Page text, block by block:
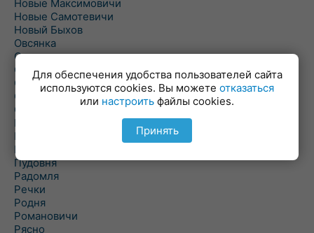
Новые Максимовичи
Новые Самотевичи
Новый Быхов
Овсянка
Ордать
Ореховка
Осиновка
Осиповичи
Осово
Павловичи
Паршино
Петуховка
Пудовня
Радомля
Речки
Родня
Романовичи
Рясно
Для обеспечения удобства пользователей сайта
используются cookies. Вы можете отказаться
или настроить файлы cookies.
Принять